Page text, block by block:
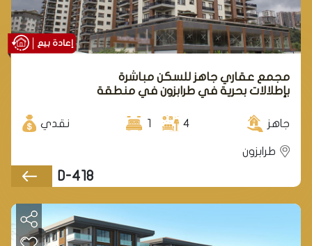
مجمع عقاري جاهز للسكن مباشرة
بإطلالات بحرية في طرابزون في منطقة
جاهز 4
1 نقدي
طرابزون
D-418